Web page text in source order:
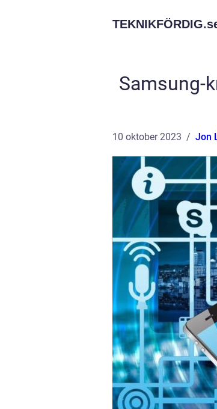
TEKNIKFÖRDIG.
Samsung-
10 oktober 2023 Jon